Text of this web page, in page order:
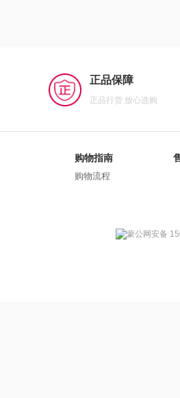
正品保障
正品行货 放心选购
购物指南
购物流程
蒙公网安备